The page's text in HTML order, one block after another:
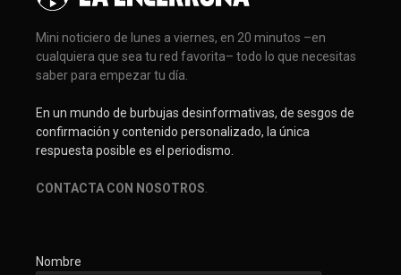
Mini noticiero de lunes a viernes, en 20 minutos –en
cualquiera que sea tu red favorita– todo lo que necesitas
saber para empezar tu día.
En un mundo de burbujas desinformativas, de sesgos de
confirmación y contenido personalizado, la única
respuesta posible es el periodismo.
CONTACTA CON NOSOTROS
Nombre